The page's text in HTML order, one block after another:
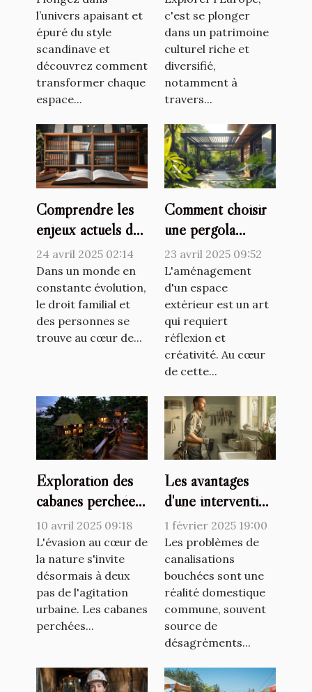
de la maison
l’univers apaisant et
épuré du style
scandinave et
découvrez comment
transformer chaque
espace...
Europe
c'est se plonger
dans un patrimoine
culturel riche et
diversifié,
notamment à
travers...
Comprendre les
enjeux actuels du
droit familial et
des personnes
24 avril 2025 02:14
Dans un monde en
constante évolution,
le droit familial et
des personnes se
trouve au cœur de...
Comment choisir
une pergola
bioclimatique pour
améliorer votre
espace extérieur
23 avril 2025 09:52
L'aménagement
d'un espace
extérieur est un art
qui requiert
réflexion et
créativité. Au cœur
de cette...
Exploration des
cabanes perchées
pour des
escapades nature
proches de la
capitale
10 avril 2025 09:18
L'évasion au cœur de
la nature s'invite
désormais à deux
pas de l'agitation
urbaine. Les cabanes
perchées...
Les avantages
d'une intervention
professionnelle
pour le
débouchage de
canalisations
1 février 2025 19:00
Les problèmes de
canalisations
bouchées sont une
réalité domestique
commune, souvent
source de
désagréments...